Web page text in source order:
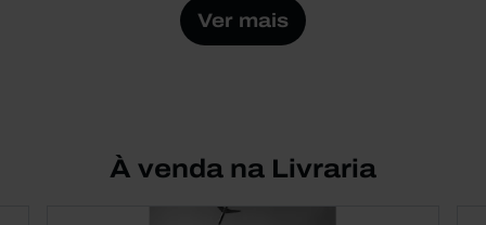
Ver mais
À venda na Livraria